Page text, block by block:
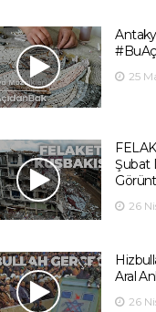
25
Şubat
26
Aral
26